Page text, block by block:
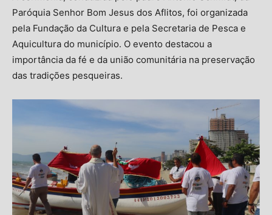
Paróquia Senhor Bom Jesus dos Aflitos, foi organizada
pela Fundação da Cultura e pela Secretaria de Pesca e
Aquicultura do município. O evento destacou a
importância da fé e da união comunitária na preservação
das tradições pesqueiras.